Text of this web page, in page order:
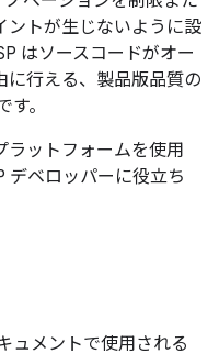
ントが生じないように設
はソースコードがオー
に行える、製品版品質の
。
ラットフォームを使用
デベロッパーに役立ち
ュメントで使用される